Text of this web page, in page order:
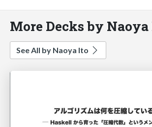
More Decks by
See All by Naoya Ito